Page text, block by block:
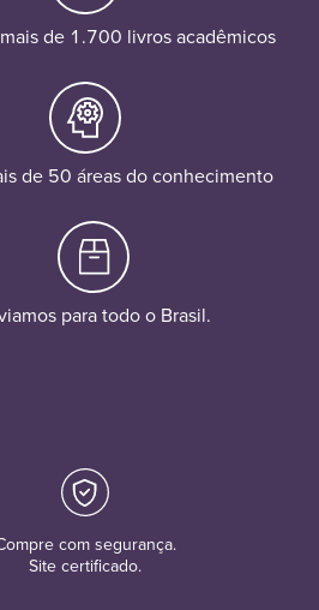
de 1.700 livros acadêmicos
de 50 áreas do conhecimento
para todo o Brasil.
com segurança.
Site certificado.